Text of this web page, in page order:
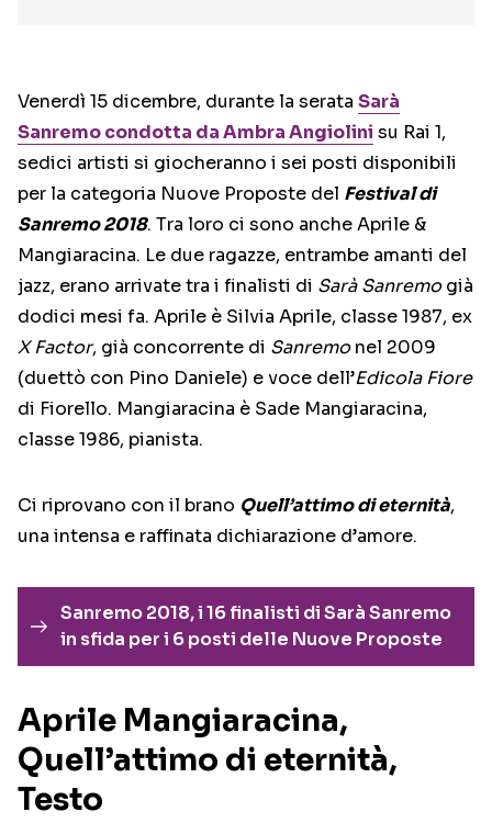
Venerdì 15 dicembre, durante la serata Sarà
Sanremocondotta da Ambra Angiolini su Rai 1,
sedici artisti si giocheranno i sei posti disponibili
per la categoria Nuove Proposte del Festival di
Sanremo 2018. Tra loro ci sono anche Aprile &
Mangiaracina. Le due ragazze, entrambe amanti del
jazz, erano arrivate tra i finalisti di Sarà Sanremogià
dodici mesi fa. Aprile è Silvia Aprile, classe 1987, ex
X Factor, già concorrente di Sanremonel 2009
(duettò con Pino Daniele) e voce dell’Edicola Fiore
di Fiorello. Mangiaracina è Sade Mangiaracina,
classe 1986, pianista.
Ci riprovano con il brano Quell’attimo di eternità,
una intensa e raffinata dichiarazione d’amore.
Sanremo 2018, i 16 finalisti di Sarà Sanremo
in sfida per i 6 posti delle Nuove Proposte
Aprile Mangiaracina,
Quell’attimo di eternità,
Testo